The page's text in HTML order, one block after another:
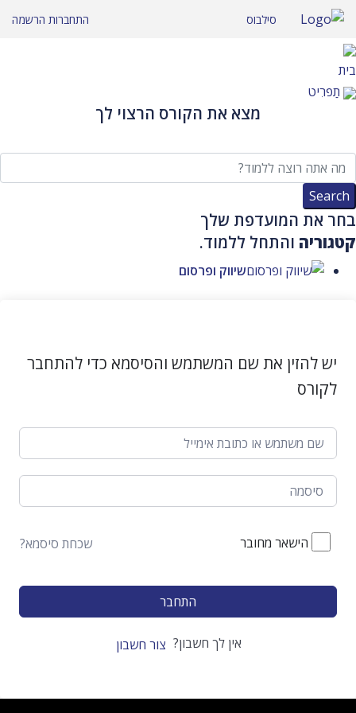
דלג
סילבוס התחברות הרשמה
בית
תַפרִיט
מצא את הקורס הרצוי לך
בחר את המועדפת שלך
קטגוריה והתחל ללמוד.
שיווק ופרסום
יש להזין את שם המשתמש והסיסמא כדי להתחבר
לקורס
הישאר מחובר שכחת סיסמא?
התחבר
אין לך חשבון? צור חשבון